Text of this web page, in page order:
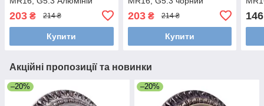
203 ₴ 214 ₴
Купити
203₴ 214 ₴
Купити
146
Акційні пропозиції та новинки
–20% –20%